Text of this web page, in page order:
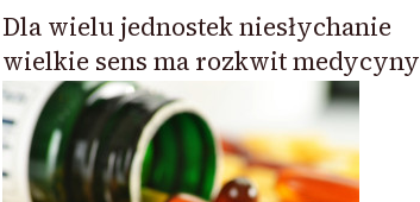
Dla wielu jednostek niesłychanie
wielkie sens ma rozkwit medycyny